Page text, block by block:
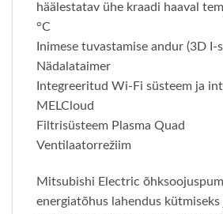
häälestatav ühe kraadi haaval
°C
Inimese tuvastamise andur (3D I-
Nädalataimer
Integreeritud Wi-Fi süsteem ja
MELCloud
Filtrisüsteem Plasma Quad
Ventilaatorrežiim
Mitsubishi Electric
energiatõhus lahendus kütmiseks